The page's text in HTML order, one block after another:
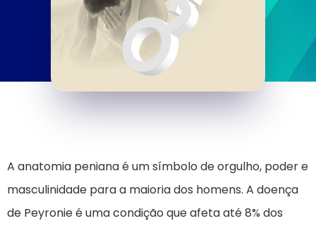
A anatomia peniana é um símbolo de orgulho, poder e
masculinidade para a maioria dos homens. A doença
de Peyronie é uma condição que afeta até 8% dos